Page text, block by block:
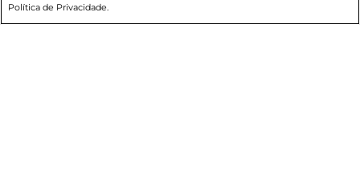
Política de Privacidade.